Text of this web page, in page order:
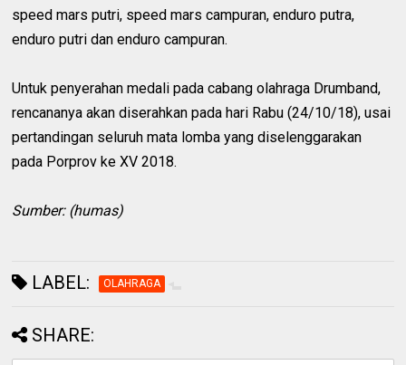
speed mars putri, speed mars campuran, enduro putra,
enduro putri dan enduro campuran.
Untuk penyerahan medali pada cabang olahraga Drumband,
rencananya akan diserahkan pada hari Rabu (24/10/18), usai
pertandingan seluruh mata lomba yang diselenggarakan
pada Porprov ke XV 2018.
Sumber: (humas)
LABEL: OLAHRAGA
SHARE: